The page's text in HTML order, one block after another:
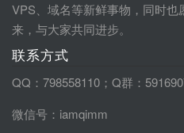
VPS、域名等新鲜事物，同时
来，与大家共同进步。
联系方式
QQ：798558110；Q群：
微信号：iamqimm